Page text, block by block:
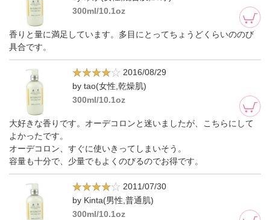
300ml/10.1oz
香りと量に満足しています。多目にとってちょうどくらいののび
具合です。
2016/08/29
by tao(女性,乾燥肌)
300ml/10.1oz
大好きな香りです。オーデコロンと迷いましたが、こちらにして
よかったです。
オーデコロン、すぐに使いきってしまいそう。
容量も十分で、少量でもよくのびるのでお得です。
2011/07/30
by Kinta(男性,普通肌)
300ml/10.1oz